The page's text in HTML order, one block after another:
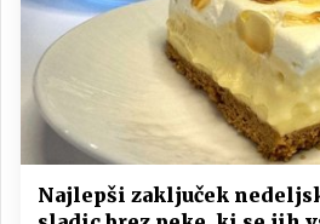
Najlepši zaključek